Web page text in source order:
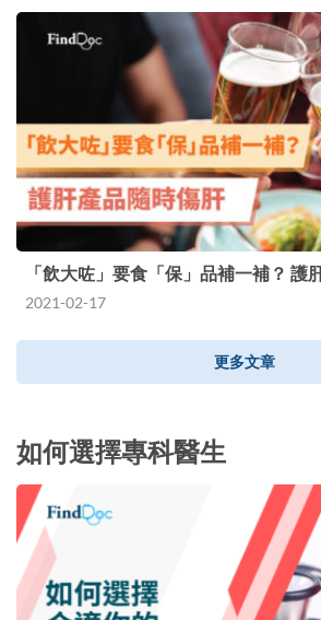
「飲大咗」要食「保」品補一補？ 護
2021-02-17
更多文章
如何選擇專科醫生